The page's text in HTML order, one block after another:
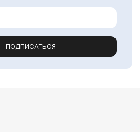
ПОДПИСАТЬСЯ